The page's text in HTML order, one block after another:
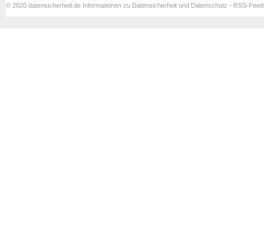
© 2020 datensicherheit.de Informationen zu Datensicherheit und Datenschutz - RSS-